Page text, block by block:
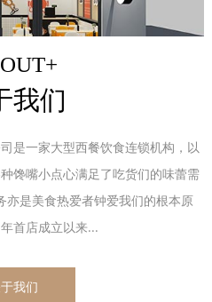
我们
是一家大型西餐饮食连锁机构，以
馋嘴小点心满足了吃货们的味蕾需
亦是美食热爱者钟爱我们的根本原
首店成立以来...
我们